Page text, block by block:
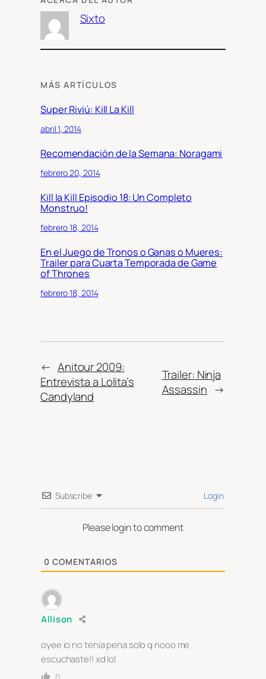
Sixto
MÁS ARTÍCULOS
Super Riviú: Kill La Kill
abril 1, 2014
Recomendación de la Semana: Noragami
febrero 20, 2014
Kill la Kill Episodio 18: Un Completo
Monstruo!
febrero 18, 2014
En el Juego de Tronos o Ganas o Mueres:
Trailer para Cuarta Temporada de Game
of Thrones
febrero 18, 2014
← Anitour 2009:
Entrevista a Lolita’s
Candyland
Trailer: Ninja
Assassin →
Subscribe Login
Please login to comment
0 COMENTARIOS
Allison
oyee io no tenia pena solo q nooo me
escuchaste!! xd lol
0